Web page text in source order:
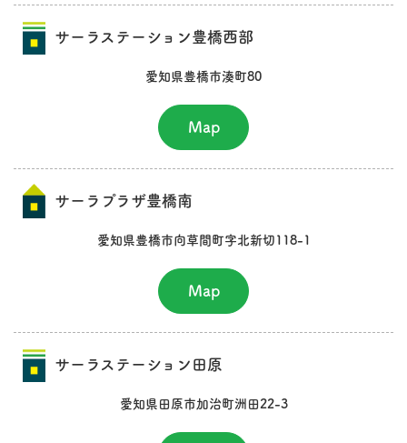
サーラステーション豊橋西部
愛知県豊橋市湊町80
Map
サーラプラザ豊橋南
愛知県豊橋市向草間町字北新切118-1
Map
サーラステーション田原
愛知県田原市加治町洲田22-3